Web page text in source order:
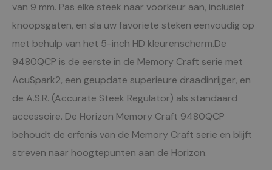
van 9 mm. Pas elke steek naar voorkeur aan, inclusief
knoopsgaten, en sla uw favoriete steken eenvoudig op
met behulp van het 5-inch HD kleurenscherm.De
9480QCP is de eerste in de Memory Craft serie met
AcuSpark2, een geupdate superieure draadinrijger, en
de A.S.R. (Accurate Steek Regulator) als standaard
accessoire. De Horizon Memory Craft 9480QCP
behoudt de erfenis van de Memory Craft serie en blijft
streven naar hoogtepunten aan de Horizon.